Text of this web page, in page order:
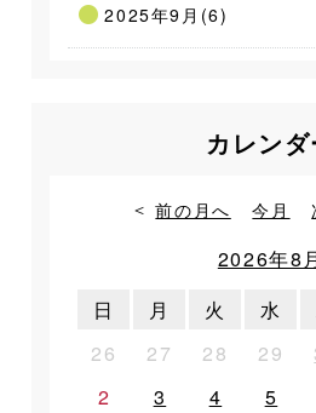
2025年9月(6)
カレンダ
前の月へ 今月
2026年8
日
月 火 水
26
27 28 29
2
3 4 5